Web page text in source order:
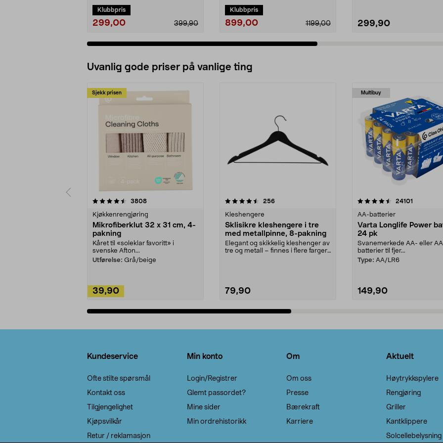
Klubbpris
299,00 399,90
Klubbpris
899,00 1199,00 299,90
Uvanlig gode priser på vanlige ting
Sjekk prisen
3808anmeldelser
Kjøkkenrengjøring
Mikrofiberklut 32 x 31 cm, 4-
pakning
Kåret til «soleklar favoritt» i
svenske Afton...
Utførelse: Grå/beige
39,90
4.5av 5 stjerner 256anmeldelser
Kleshengere
Sklisikre kleshengere i tre
med metallpinne, 8-pakning
Elegant og skikkelig kleshenger av
tre og metall – finnes i flere farger.
79,90
Multibuy
4.5av 5 stjerner 24101
AA-batterier
Varta Longlife Power
24 pk
Svanemerkede AA- eller
batterier til fjer...
Type: AA/LR6
149,90
4.5av 5 stjerner
Kundeservice
Ofte stilte spørsmål
Kontakt oss
Tilgjengelighet
Kjøpsvilkår
Retur / reklamasjon
Min konto
Login/Registrer
Glemt passordet?
Mine sider
Min ordrehistorikk
Om
Om oss
Presse
Bærekraft
Karriere
Aktuelt
Høytrykkspylere
Rengjøring
Griller
Kantklippere
Solcellebelysning